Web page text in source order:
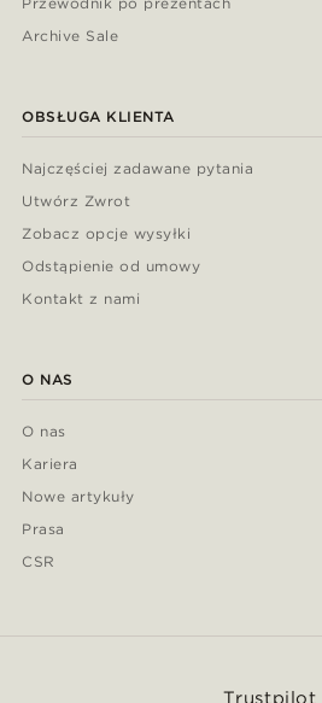
Archive Sale
OBSŁUGA KLIENTA
Najczęściej zadawane pytania
Utwórz Zwrot
Zobacz opcje wysyłki
Odstąpienie od umowy
Kontakt z nami
O NAS
O nas
Kariera
Nowe artykuły
Prasa
CSR